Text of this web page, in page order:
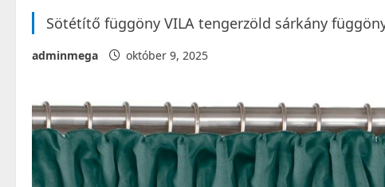
Sötétítő függöny VILA tengerzöld sárkány
adminmega október 9, 2025